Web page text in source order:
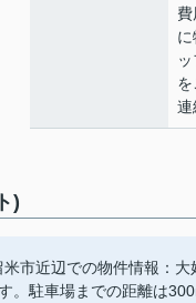
連
)
市近辺での物件情報：
。駐車場までの距離は